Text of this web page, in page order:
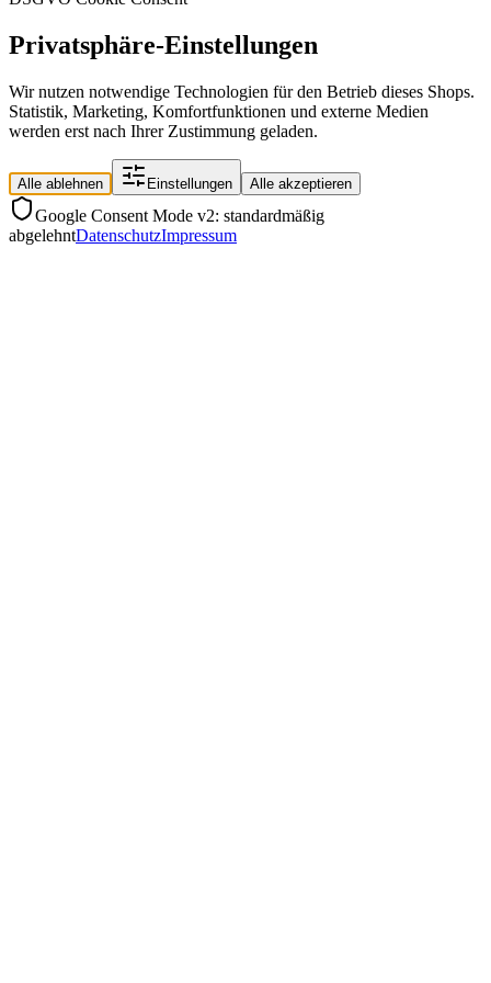
Privatsphäre-Einstellungen
Wir nutzen notwendige Technologien für den Betrieb dieses Shops.
Statistik, Marketing, Komfortfunktionen und externe Medien
werden erst nach Ihrer Zustimmung geladen.
Alle ablehnen Einstellungen Alle akzeptieren
Google Consent Mode v2: standardmäßig
abgelehntDatenschutzImpressum